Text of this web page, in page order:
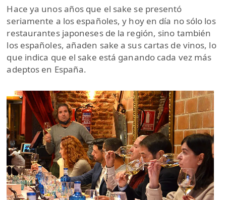
Hace ya unos años que el sake se presentó
seriamente a los españoles, y hoy en día no sólo los
restaurantes japoneses de la región, sino también
los españoles, añaden sake a sus cartas de vinos, lo
que indica que el sake está ganando cada vez más
adeptos en España.